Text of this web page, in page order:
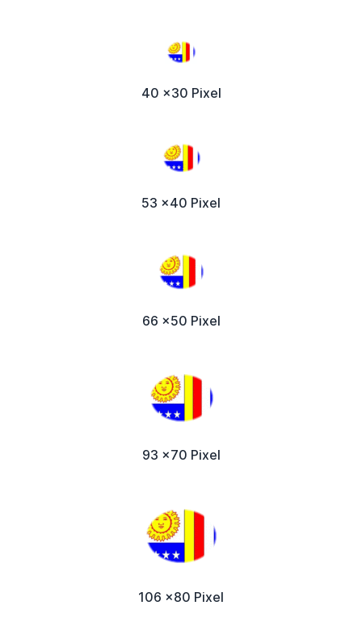
40 x30 Pixel
53 x40 Pixel
66 x50 Pixel
93 x70 Pixel
106 x80 Pixel